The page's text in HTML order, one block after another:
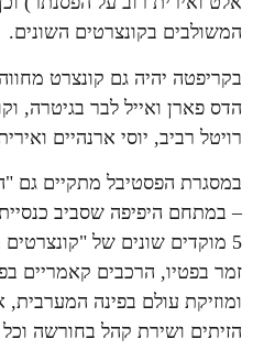
המשולבים בקונצרטים השונים.
בקריפטה יהיה גם קונצרט מחווה
הדס פארן ואייל לבר בגיטרה,
רויטל רביב, יוסי ארנהיים ואירית
במסגרת הפסטיבל מתקיים גם
– במתחם היפיפה שסביב כנסיית
"קונצרטים
זמר בפטיו, הרכבים קאמריים
ומוזיקת עולם בפינה המערבית,